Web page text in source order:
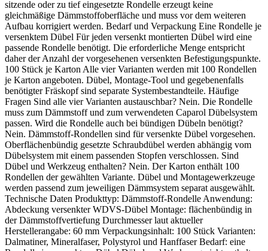
sitzende oder zu tief eingesetzte Rondelle erzeugt keine
gleichmäßige Dämmstoffoberfläche und muss vor dem weiteren
Aufbau korrigiert werden. Bedarf und Verpackung Eine Rondelle je
versenktem Dübel Für jeden versenkt montierten Dübel wird eine
passende Rondelle benötigt. Die erforderliche Menge entspricht
daher der Anzahl der vorgesehenen versenkten Befestigungspunkte.
100 Stück je Karton Alle vier Varianten werden mit 100 Rondellen
je Karton angeboten. Dübel, Montage-Tool und gegebenenfalls
benötigter Fräskopf sind separate Systembestandteile. Häufige
Fragen Sind alle vier Varianten austauschbar? Nein. Die Rondelle
muss zum Dämmstoff und zum verwendeten Caparol Dübelsystem
passen. Wird die Rondelle auch bei bündigen Dübeln benötigt?
Nein. Dämmstoff-Rondellen sind für versenkte Dübel vorgesehen.
Oberflächenbündig gesetzte Schraubdübel werden abhängig vom
Dübelsystem mit einem passenden Stopfen verschlossen. Sind
Dübel und Werkzeug enthalten? Nein. Der Karton enthält 100
Rondellen der gewählten Variante. Dübel und Montagewerkzeuge
werden passend zum jeweiligen Dämmsystem separat ausgewählt.
Technische Daten Produkttyp: Dämmstoff-Rondelle Anwendung:
Abdeckung versenkter WDVS-Dübel Montage: flächenbündig in
der Dämmstoffvertiefung Durchmesser laut aktueller
Herstellerangabe: 60 mm Verpackungsinhalt: 100 Stück Varianten:
Dalmatiner, Mineralfaser, Polystyrol und Hanffaser Bedarf: eine